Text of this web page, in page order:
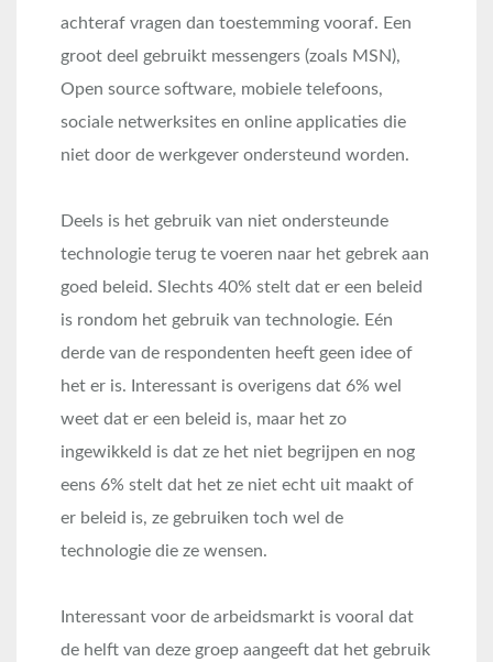
achteraf vragen dan toestemming vooraf. Een
groot deel gebruikt messengers (zoals MSN),
Open source software, mobiele telefoons,
sociale netwerksites en online applicaties die
niet door de werkgever ondersteund worden.
Deels is het gebruik van niet ondersteunde
technologie terug te voeren naar het gebrek aan
goed beleid. Slechts 40% stelt dat er een beleid
is rondom het gebruik van technologie. Eén
derde van de respondenten heeft geen idee of
het er is. Interessant is overigens dat 6% wel
weet dat er een beleid is, maar het zo
ingewikkeld is dat ze het niet begrijpen en nog
eens 6% stelt dat het ze niet echt uit maakt of
er beleid is, ze gebruiken toch wel de
technologie die ze wensen.
Interessant voor de arbeidsmarkt is vooral dat
de helft van deze groep aangeeft dat het gebruik